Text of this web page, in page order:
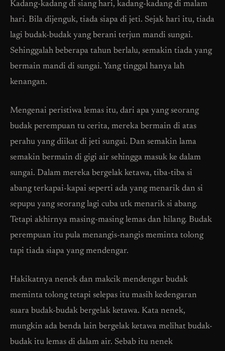
Kadang-kadang di siang hari, kadang-kadang di malam
hari. Bila dijenguk, tiada siapa di jeti. Sejak hari itu, tiada
lagi budak-budak yang berani terjun mandi sungai.
Sehinggalah beberapa tahun berlalu, semakin tiada yang
bermain mandi di sungai. Yang tinggal hanya lah
kenangan.
Mengenai peristiwa lemas itu, dari apa yang seorang
budak perempuan tu cerita, mereka bermain di atas
perahu yang diikat di jeti sungai. Dan semakin lama
semakin bermain di gigi air sehingga masuk ke dalam
sungai. Dalam mereka bergelak ketawa, tiba-tiba si
abang terkapai-kapai seperti ada yang menarik dan si
sepupu yang seorang lagi cuba utk menarik si abang.
Tetapi akhirnya masing-masing lemas dan hilang. Budak
perempuan itu pula menangis-nangis meminta tolong
tapi tiada siapa yang mendengar.
Hakikatnya nenek dan makcik mendengar budak
meminta tolong tetapi selepas itu masih kedengaran
suara budak-budak bergelak ketawa. Kata nenek,
mungkin ada benda lain bergelak ketawa melihat budak-
budak itu lemas di dalam air. Sebab itu nenek